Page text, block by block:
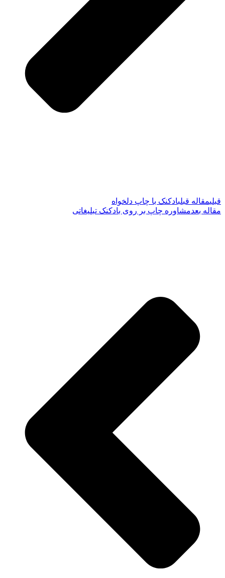
قبلیمقاله قبلبادکنک با چاپ دلخواه
مقاله بعدمشاوره چاپ بر روی بادکنک تبلیغاتی